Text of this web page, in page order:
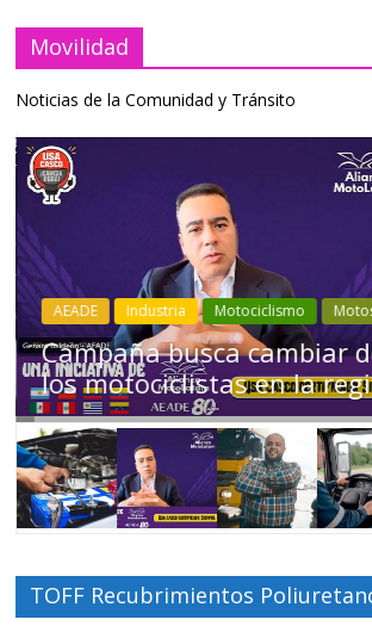
Movilidad
Noticias de la Comunidad y Tránsito
Industria Movilidad Transporte
Choferes profesionales
Ecuador en movimiento
TOFF Recubrimientos